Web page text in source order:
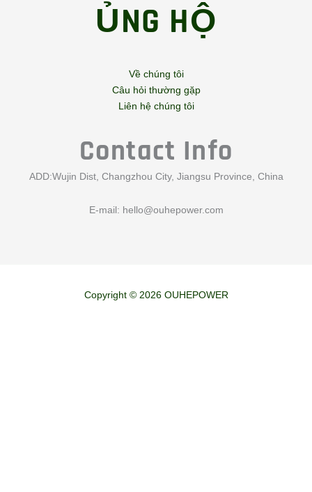
ỦNG HỘ
Về chúng tôi
Câu hỏi thường gặp
Liên hệ chúng tôi
Contact Info
ADD:Wujin Dist, Changzhou City, Jiangsu Province, China
E-mail: hello@ouhepower.com
Copyright © 2026 OUHEPOWER